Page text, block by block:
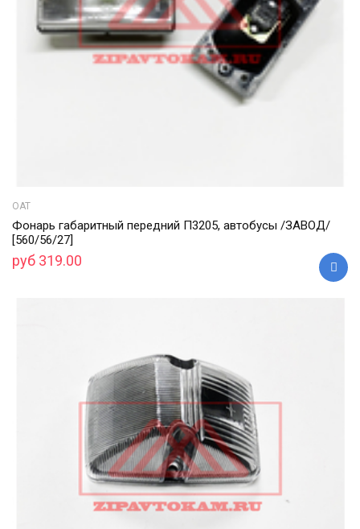
ОАТ
Фонарь габаритный передний П3205, автобусы /ЗАВОД/
[560/56/27]
руб 319.00